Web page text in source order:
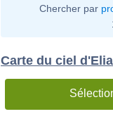
Chercher par
Carte du ciel